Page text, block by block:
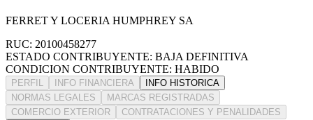
FERRET Y LOCERIA HUMPHREY SA
RUC: 20100458277
ESTADO CONTRIBUYENTE: BAJA DEFINITIVA
CONDICION CONTRIBUYENTE: HABIDO
PERFIL INFO FINANCIERA
INFO HISTORICA
NORMAS LEGALES
MARCAS REGISTRADAS
COMERCIO EXTERIOR
CONTRATACIONES Y PENALIDADES